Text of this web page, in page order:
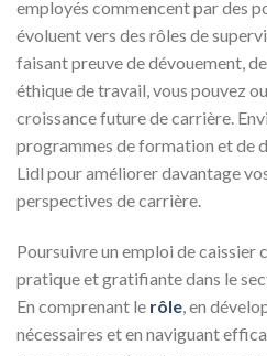
employés commencent par des
évoluent vers des rôles de
faisant preuve de dévouement,
éthique de travail, vous pouvez
croissance future de carrière.
programmes de formation et de
Lidl pour améliorer davantage
perspectives de carrière.
Poursuivre un emploi de caissier
pratique et gratifiante dans le
En comprenant le rôle , en
nécessaires et en naviguant